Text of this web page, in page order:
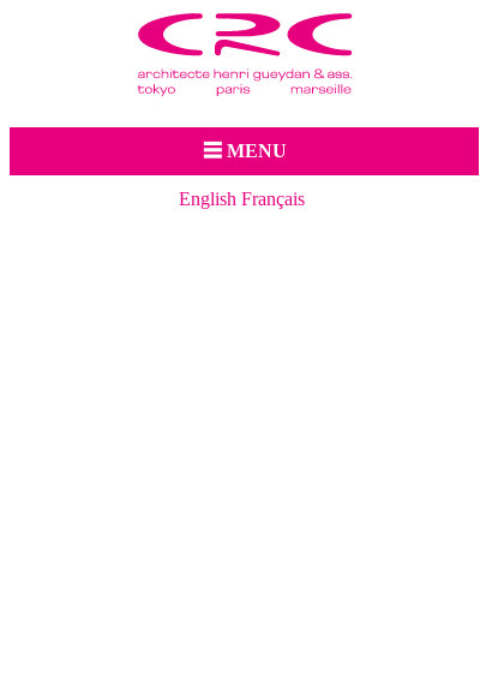
Jump to navigation
☰ MENU
English Français